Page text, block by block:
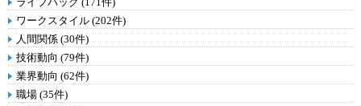
ワークスタイル (202件)
人間関係 (30件)
技術動向 (79件)
業界動向 (62件)
職場 (35件)